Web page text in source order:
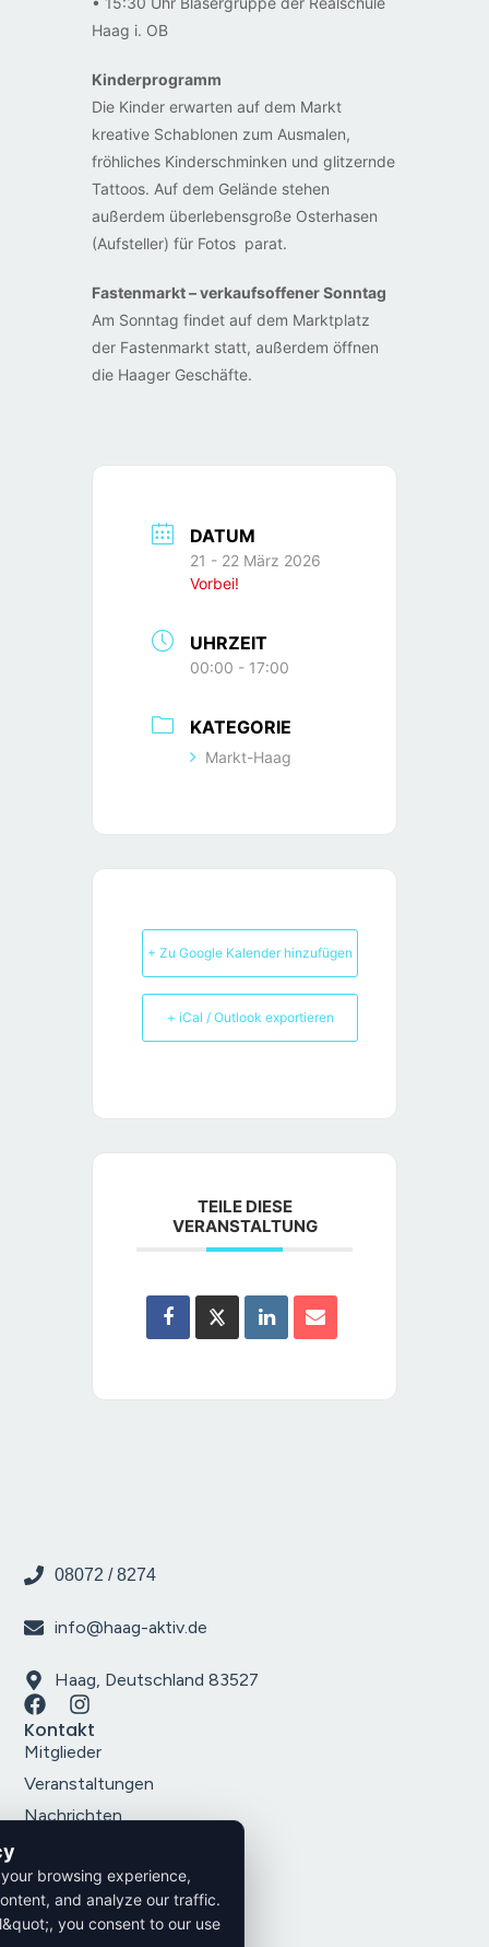
Haag i. OB
Kinderprogramm
Die Kinder erwarten auf dem Markt
kreative Schablonen zum Ausmalen,
fröhliches Kinderschminken und glitzernde
Tattoos. Auf dem Gelände stehen
außerdem überlebensgroße Osterhasen
(Aufsteller) für Fotos parat.
Fastenmarkt – verkaufsoffener Sonntag
Am Sonntag findet auf dem Marktplatz
der Fastenmarkt statt, außerdem öffnen
die Haager Geschäfte.
DATUM
21 - 22 März 2026
Vorbei!
UHRZEIT
00:00 - 17:00
KATEGORIE
Markt-Haag
+ Zu Google Kalender hinzufügen
+ iCal / Outlook exportieren
TEILE DIESE
VERANSTALTUNG
08072 / 8274
info@haag-aktiv.de
Haag, Deutschland 83527
Kontakt
Mitglieder
Veranstaltungen
Nachrichten
Rechtliches
Impressum
Datenschutz
browsing experience,
and analyze our traffic.
you consent to our use